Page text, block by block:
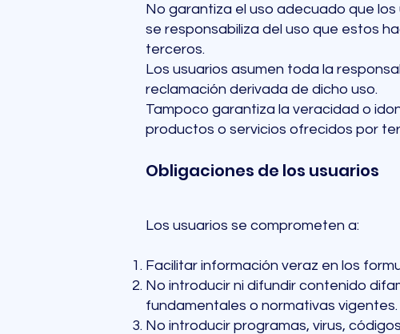
No garantiza el uso adecuado que los
se responsabiliza del uso que estos
terceros.
Los usuarios asumen toda la
reclamación derivada de dicho uso.
Tampoco garantiza la veracidad o
productos o servicios ofrecidos por
Obligaciones de los usuarios
Los usuarios se comprometen a:
Facilitar información veraz en los
No introducir ni difundir contenido
fundamentales o normativas vigentes.
No introducir programas, virus,